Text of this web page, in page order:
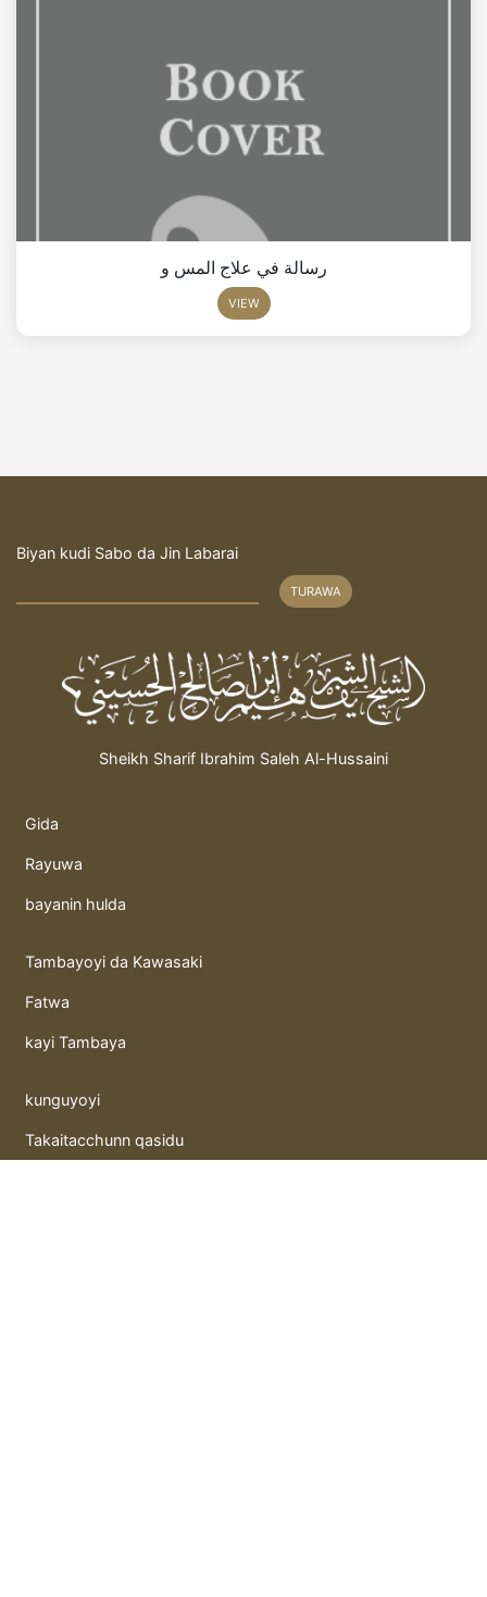
رسالة في علاج المس و
VIEW
Biyan kudi Sabo da Jin Labarai
TURAWA
Sheikh Sharif Ibrahim Saleh Al-Hussaini
Gida
Rayuwa
bayanin hulda
Tambayoyi da Kawasaki
Fatwa
kayi Tambaya
kunguyoyi
Takaitacchunn qasidu